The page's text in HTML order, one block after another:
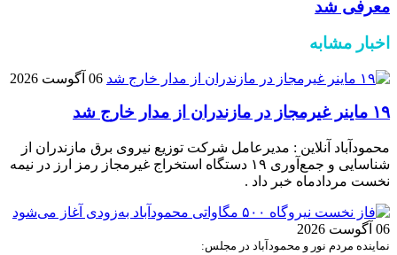
معرفی شد
اخبار مشابه
06 آگوست 2026
۱۹ ماینر غیرمجاز در مازندران از مدار خارج شد
محمودآباد آنلاین : مدیرعامل شرکت توزیع نیروی برق مازندران از
شناسایی و جمع‌آوری ۱۹ دستگاه استخراج غیرمجاز رمز ارز در نیمه
نخست مردادماه خبر داد .
06 آگوست 2026
نماینده مردم نور و محمودآباد در مجلس: